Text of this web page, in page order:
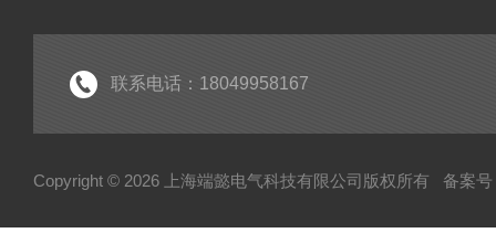
联系电话：18049958167
Copyright © 2026 上海端懿电气科技有限公司版权所有 备案号